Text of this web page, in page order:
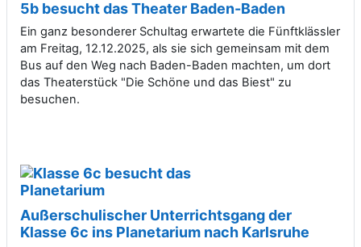
5b besucht das Theater Baden-Baden
Ein ganz besonderer Schultag erwartete die Fünftklässler
am Freitag, 12.12.2025, als sie sich gemeinsam mit dem
Bus auf den Weg nach Baden-Baden machten, um dort
das Theaterstück "Die Schöne und das Biest" zu
besuchen.
Außerschulischer Unterrichtsgang der
Klasse 6c ins Planetarium nach Karlsruhe